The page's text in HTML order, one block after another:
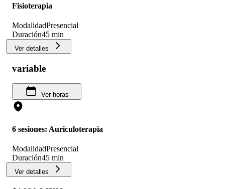
Fisioterapia
ModalidadPresencial
Duración45 min
Ver detalles
variable
Ver horas
6 sesiones: Auriculoterapia
ModalidadPresencial
Duración45 min
Ver detalles